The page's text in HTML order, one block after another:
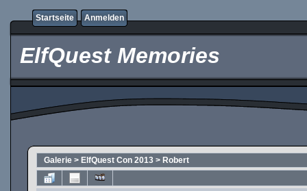
Startseite Anmelden
ElfQuest Memories
Galerie > ElfQuest Con 2013 > Robert